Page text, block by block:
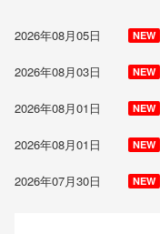
2026年08月05日 NEW
2026年08月03日 NEW
2026年08月01日 NEW
2026年08月01日 NEW
2026年07月30日 NEW